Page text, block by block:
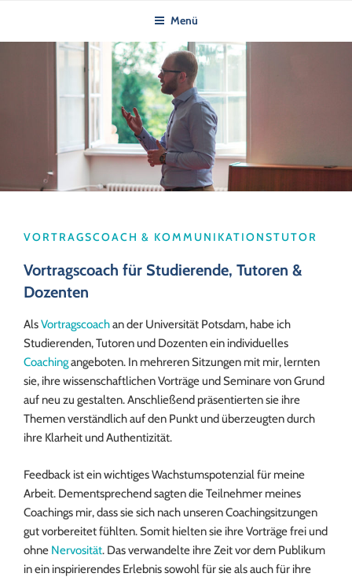
springen
Menü
VORTRAGSCOACH & KOMMUNIKATIONSTUTOR
Vortragscoach für Studierende, Tutoren &
Dozenten
AlsVortragscoachan der Universität Potsdam, habe ich
Studierenden, Tutoren und Dozenten ein individuelles
Coachingangeboten. In mehreren Sitzungen mit mir, lernten
sie, ihre wissenschaftlichen Vorträge und Seminare von Grund
auf neu zu gestalten. Anschließend präsentierten sie ihre
Themen verständlich auf den Punkt und überzeugten durch
ihre Klarheit und Authentizität.
Feedback ist ein wichtiges Wachstumspotenzial für meine
Arbeit. Dementsprechend sagten die Teilnehmer meines
Coachings mir, dass sie sich nach unseren Coachingsitzungen
gut vorbereitet fühlten. Somit hielten sie ihre Vorträge frei und
ohne Nervosität. Das verwandelte ihre Zeit vor dem Publikum
in ein inspirierendes Erlebnis sowohl für sie als auch für ihre